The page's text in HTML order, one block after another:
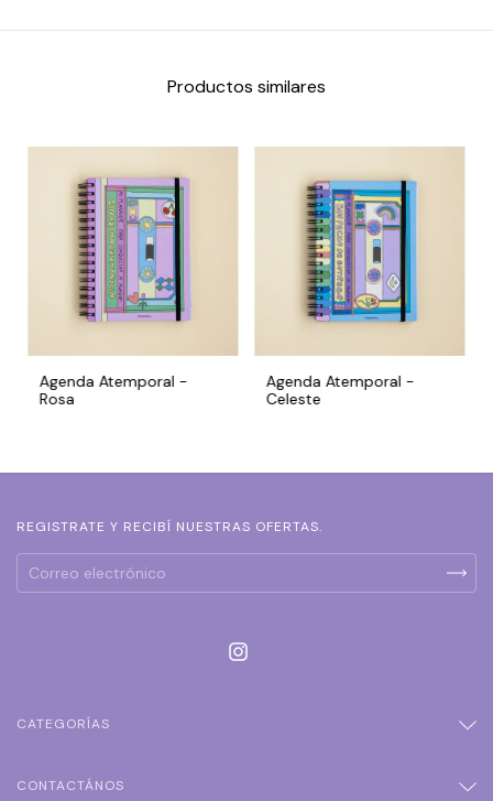
Productos similares
Agenda Atemporal -
Rosa
Agenda Atemporal -
Celeste
REGISTRATE Y RECIBÍ NUESTRAS OFERTAS.
CATEGORÍAS
CONTACTÁNOS